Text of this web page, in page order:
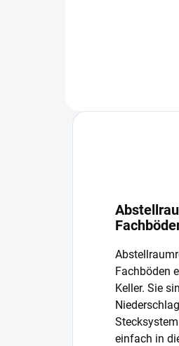
Fachböden
Keller. Sie
einfach in